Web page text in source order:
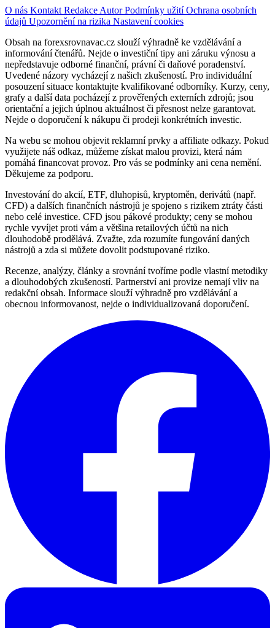
O nás Kontakt Redakce AutorPodmínky užitíOchrana osobních
údajů Upozornění na rizika Nastavení cookies
Obsah na forexsrovnavac.cz slouží výhradně ke vzdělávání a
informování čtenářů. Nejde o investiční tipy ani záruku výnosu a
nepředstavuje odborné finanční, právní či daňové poradenství.
Uvedené názory vycházejí z našich zkušeností. Pro individuální
posouzení situace kontaktujte kvalifikované odborníky. Kurzy, ceny,
grafy a další data pocházejí z prověřených externích zdrojů; jsou
orientační a jejich úplnou aktuálnost či přesnost nelze garantovat.
Nejde o doporučení k nákupu či prodeji konkrétních investic.
Na webu se mohou objevit reklamní prvky a affiliate odkazy. Pokud
využijete náš odkaz, můžeme získat malou provizi, která nám
pomáhá financovat provoz. Pro vás se podmínky ani cena nemění.
Děkujeme za podporu.
Investování do akcií, ETF, dluhopisů, kryptoměn, derivátů (např.
CFD) a dalších finančních nástrojů je spojeno s rizikem ztráty části
nebo celé investice. CFD jsou pákové produkty; ceny se mohou
rychle vyvíjet proti vám a většina retailových účtů na nich
dlouhodobě prodělává. Zvažte, zda rozumíte fungování daných
nástrojů a zda si můžete dovolit podstupované riziko.
Recenze, analýzy, články a srovnání tvoříme podle vlastní metodiky
a dlouhodobých zkušeností. Partnerství ani provize nemají vliv na
redakční obsah. Informace slouží výhradně pro vzdělávání a
obecnou informovanost, nejde o individualizovaná doporučení.